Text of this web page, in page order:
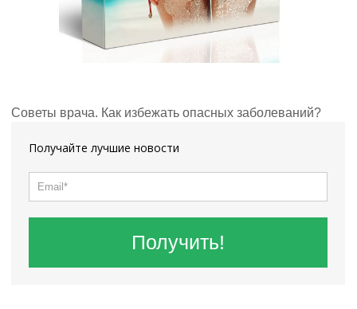
Советы врача. Как избежать опасных заболеваний?
Получайте лучшие новости
Получить!